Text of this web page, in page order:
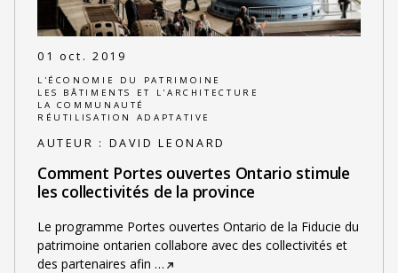
01 oct. 2019
L'ÉCONOMIE DU PATRIMOINE
LES BÂTIMENTS ET L'ARCHITECTURE
LA COMMUNAUTÉ
RÉUTILISATION ADAPTATIVE
AUTEUR : DAVID LEONARD
Comment Portes ouvertes Ontario stimule
les collectivités de la province
Le programme Portes ouvertes Ontario de la Fiducie du
patrimoine ontarien collabore avec des collectivités et
des partenaires afin …